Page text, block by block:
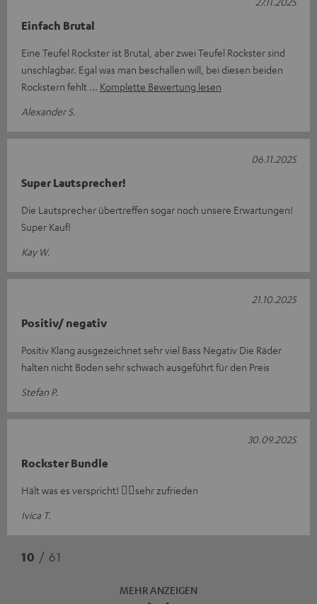
Einfach Brutal
Eine Teufel Rockster ist Brutal, aber zwei Teufel Rockster sind
unschlagbar. Egal was man beschallen will, bei diesen beiden
Rockstern fehlt
Komplette Bewertung lesen
Alexander S.
Super Lautsprecher!
Die Lautsprecher übertreffen sogar noch unsere Erwartungen!
Super Kauf!
Kay W.
06.11.2025
Positiv/ negativ
Positiv Klang ausgezeichnet sehr viel Bass Negativ Die Räder
halten nicht Boden sehr schwach ausgeführt für den Preis
Stefan P.
21.10.2025
Rockster Bundle
Hält was es verspricht! 👍🏻sehr zufrieden
Ivica T.
30.09.2025
10 / 61
MEHR ANZEIGEN